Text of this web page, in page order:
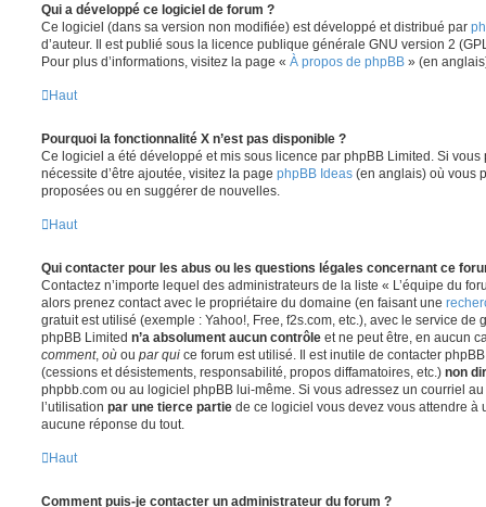
Qui a développé ce logiciel de forum ?
Ce logiciel (dans sa version non modifiée) est développé et distribué par
d’auteur. Il est publié sous la licence publique générale GNU version 2
Pour plus d’informations, visitez la page « À propos de phpBB » (en
Haut
Pourquoi la fonctionnalité X n’est pas disponible ?
Ce logiciel a été développé et mis sous licence par phpBB Limited. Si vous
nécessite d’être ajoutée, visitez la page phpBB Ideas (en anglais) où vous
proposées ou en suggérer de nouvelles.
Haut
Qui contacter pour les abus ou les questions légales concernant ce
Contactez n’importe lequel des administrateurs de la liste « L’équipe du
alors prenez contact avec le propriétaire du domaine (en faisant une
gratuit est utilisé (exemple : Yahoo!, Free, f2s.com, etc.), avec le service de
phpBB Limited n’a absolument aucun contrôle et ne peut être, en aucun
comment, où ou par qui ce forum est utilisé. Il est inutile de contacter
(cessions et désistements, responsabilité, propos diffamatoires, etc.) non
phpbb.com ou au logiciel phpBB lui-même. Si vous adressez un courriel
l’utilisation par une tierce partie de ce logiciel vous devez vous attendre à
aucune réponse du tout.
Haut
Comment puis-je contacter un administrateur du forum ?